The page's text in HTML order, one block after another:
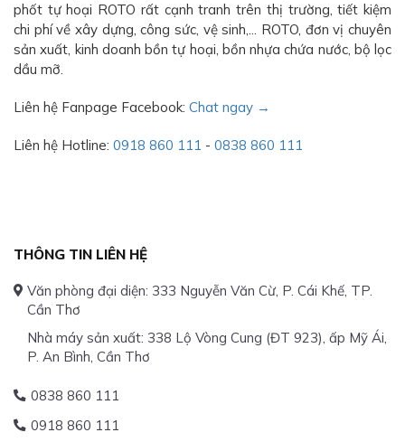
phốt tự hoại ROTO rất cạnh tranh trên thị trường, tiết kiệm
chi phí về xây dựng, công sức, vệ sinh,... ROTO, đơn vị chuyên
sản xuất, kinh doanh bồn tự hoại, bồn nhựa chứa nước, bộ lọc
dầu mỡ.
Liên hệ Fanpage Facebook: Chat ngay →
Liên hệ Hotline: 0918 860 111 - 0838 860 111
THÔNG TIN LIÊN HỆ
Văn phòng đại diện: 333 Nguyễn Văn Cừ, P. Cái Khế, TP.
Cần Thơ
Nhà máy sản xuất: 338 Lộ Vòng Cung (ĐT 923), ấp Mỹ Ái,
P. An Bình, Cần Thơ
0838 860 111
0918 860 111